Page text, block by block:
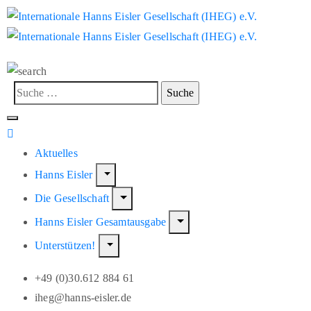
Aktuelles
Hanns Eisler
Die Gesellschaft
Hanns Eisler Gesamtausgabe
Unterstützen!
+49 (0)30.612 884 61
iheg@hanns-eisler.de